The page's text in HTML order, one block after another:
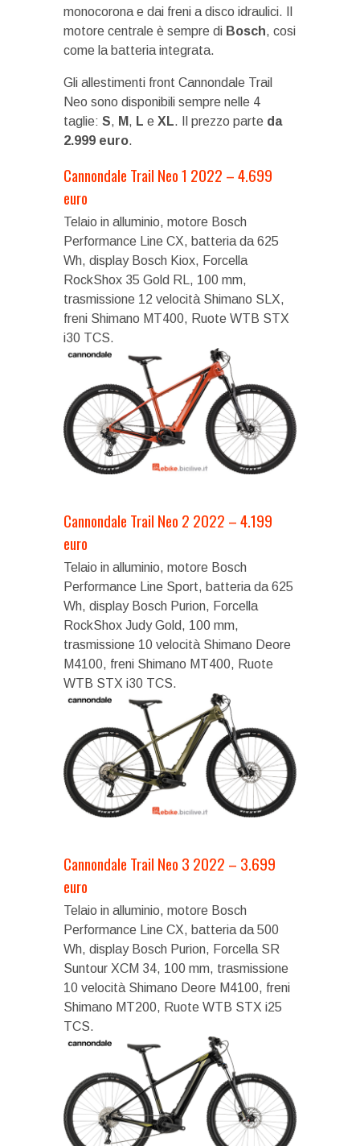
monocorona e dai freni a disco idraulici. Il
motore centrale è sempre di Bosch, cosi
come la batteria integrata.
Gli allestimenti front Cannondale Trail
Neo sono disponibili sempre nelle 4
taglie: S, M , L e XL. Il prezzo parte da
2.999 euro.
Cannondale Trail Neo 1 2022 – 4.699
euro
Telaio in alluminio, motore Bosch
Performance Line CX, batteria da 625
Wh, display Bosch Kiox, Forcella
RockShox 35 Gold RL, 100 mm,
trasmissione 12 velocità Shimano SLX,
freni Shimano MT400, Ruote WTB STX
i30 TCS.
Cannondale Trail Neo 2 2022 – 4.199
euro
Telaio in alluminio, motore Bosch
Performance Line Sport, batteria da 625
Wh, display Bosch Purion, Forcella
RockShox Judy Gold, 100 mm,
trasmissione 10 velocità Shimano Deore
M4100, freni Shimano MT400, Ruote
WTB STX i30 TCS.
Cannondale Trail Neo 3 2022 – 3.699
euro
Telaio in alluminio, motore Bosch
Performance Line CX, batteria da 500
Wh, display Bosch Purion, Forcella SR
Suntour XCM 34, 100 mm, trasmissione
10 velocità Shimano Deore M4100, freni
Shimano MT200, Ruote WTB STX i25
TCS.